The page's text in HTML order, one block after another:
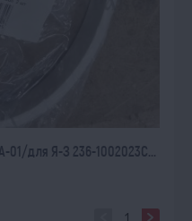
01/для Я-З 236-1002023С...